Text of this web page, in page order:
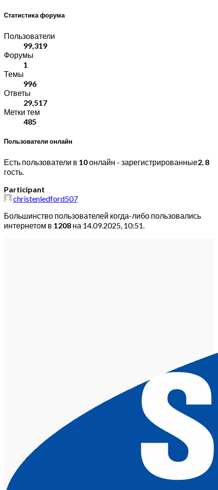
Статистика форума
Пользователи
99,319
Форумы
1
Темы
996
Ответы
29,517
Метки тем
485
Пользователи онлайн
Есть пользователи в 10онлайн - зарегистрированные2, 8
гость.
Participant
christenledford507
Большинство пользователей когда-либо пользовались
интернетом в 1208 на 14.09.2025, 10:51.